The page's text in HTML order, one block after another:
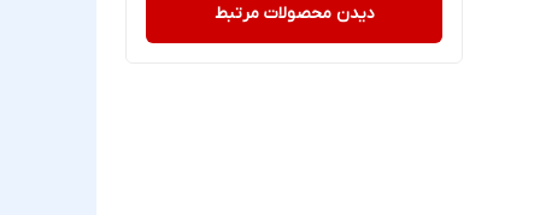
دیدن محصولات مرتبط